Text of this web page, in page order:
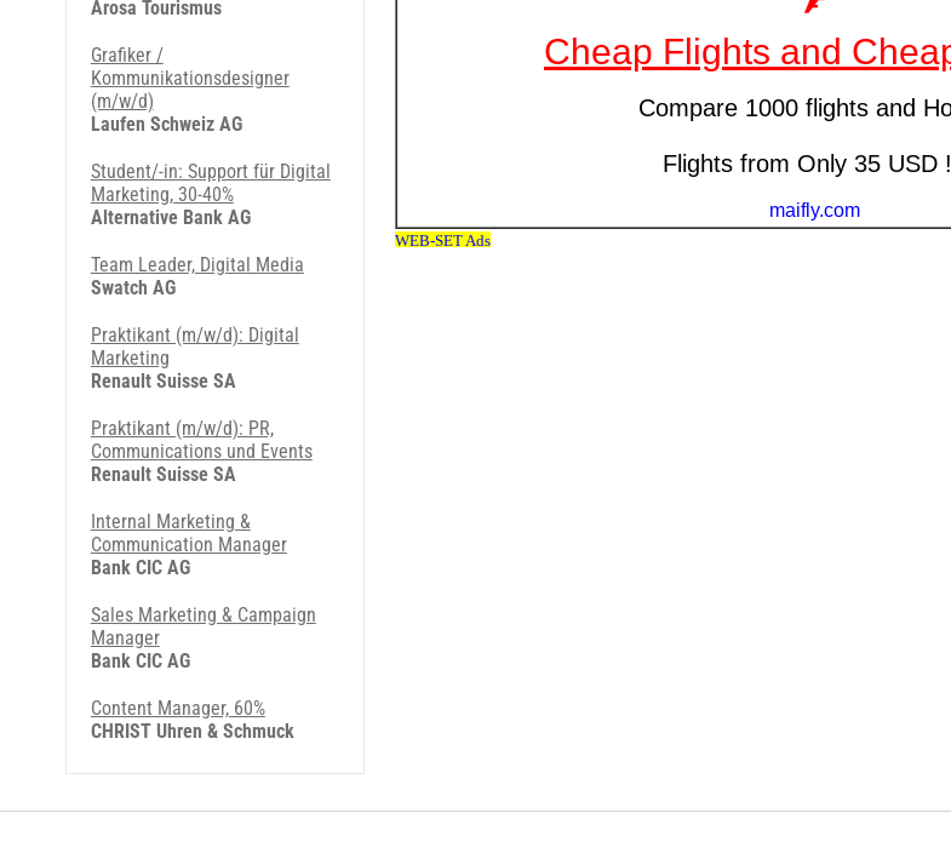
Arosa Tourismus
Grafiker /
Kommunikationsdesigner
(m/w/d)
Laufen Schweiz AG
Student/-in: Support für Digital
Marketing, 30-40%
Alternative Bank AG
Team Leader, Digital Media
Swatch AG
Praktikant (m/w/d): Digital
Marketing
Renault Suisse SA
Praktikant (m/w/d): PR,
Communications und Events
Renault Suisse SA
Internal Marketing &
Communication Manager
Bank CIC AG
Sales Marketing & Campaign
Manager
Bank CIC AG
Content Manager, 60%
CHRIST Uhren & Schmuck